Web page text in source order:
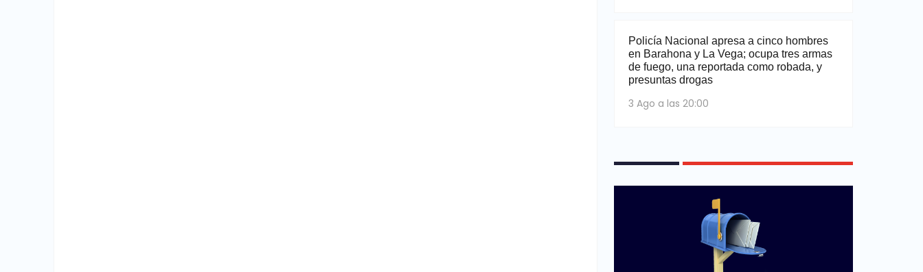
Policía Nacional apresa a cinco hombres
en Barahona y La Vega; ocupa tres armas
de fuego, una reportada como robada, y
presuntas drogas
3 Ago a las 20:00